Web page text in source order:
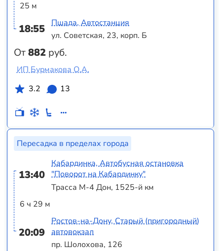
25 м
18:55
От882 руб.
Пшада, Автостанция
ул. Советская, 23, корп. Б
ИП Бурмакова О.А.
3.2
13
Пересадка в пределах города
13:40
6 ч 29 м
20:09
Кабардинка, Автобусная остановка
"Поворот на Кабардинку"
Трасса М-4 Дон, 1525-й км
Ростов-на-Дону, Старый (пригородный)
автовокзал
пр. Шолохова, 126